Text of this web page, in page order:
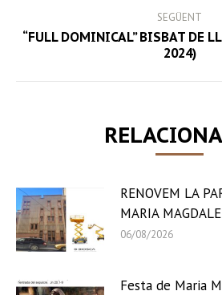
SEGÜENT
Next
post:
“FULL DOMINICAL” BISBAT DE
2024)
RENOVEM LA
MARIA
06/08/2026
Festa de Maria